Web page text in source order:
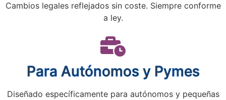
Cambios legales reflejados sin coste. Siempre conforme
a ley.
Para Autónomos y Pymes
Diseñado específicamente para autónomos y pequeñas